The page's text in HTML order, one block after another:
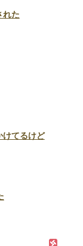
れた
けてるけど